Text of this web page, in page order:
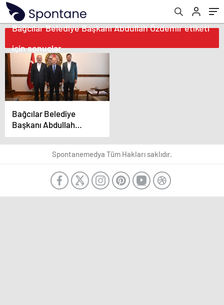
Bağcılar Belediye Başkanı Abdullah Özdemir etiketi
için sonuçlar
Bağcılar Belediye
Başkanı Abdullah
Özdemir Valiliği
ziyaret’te bulundu
Spontanemedya Tüm Hakları saklıdır.